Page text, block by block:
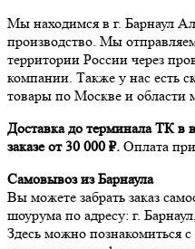
Мы находимся в г. Барнаул
производство. Мы
территории России через
компании. Также у нас есть
товары по Москве и области
Доставка до терминала ТК в
заказе от 30 000 ₽. Оплата
Самовывоз из Барнаула
Вы можете забрать заказ
шоурума по адресу: г.
Здесь можно познакомиться